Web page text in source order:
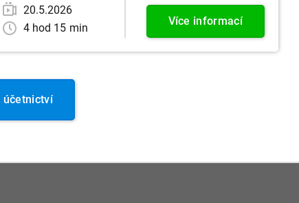
20.5.2026
4 hod 15 min
Více informací
účetnictví